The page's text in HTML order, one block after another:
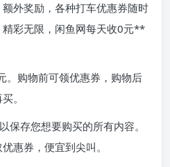
外奖励，各种打车优惠券随时
彩无限，闲鱼网每天收0元**
。购物前可领优惠券，购物后
。
保存您想要购买的所有内容。
惠券，便宜到尖叫。